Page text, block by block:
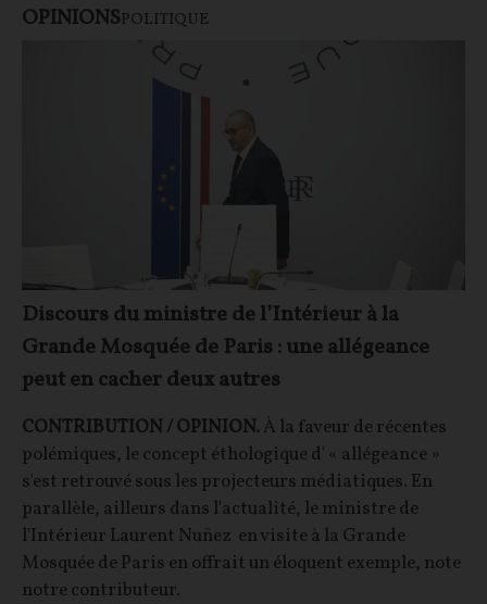
OPINIONSPOLITIQUE
Discours du ministre de l’Intérieur à la
Grande Mosquée de Paris : une allégeance
peut en cacher deux autres
CONTRIBUTION / OPINION.À la faveur de récentes
polémiques, le concept éthologique d' « allégeance »
s'est retrouvé sous les projecteurs médiatiques. En
parallèle, ailleurs dans l'actualité, le ministre de
l'Intérieur Laurent Nuñez en visite à la Grande
Mosquée de Paris en offrait un éloquent exemple, note
notre contributeur.